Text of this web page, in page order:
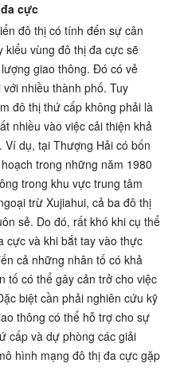
cực
đô thị có tính đến sự cân
kiểu vùng đô thị đa cực sẽ
giao thông. Đó có vẻ
nhiều thành phố. Tuy
đô thị thứ cấp không phải là
nhiều vào việc cải thiện khả
Ví dụ, tại Thượng Hải có bốn
trong những năm 1980
trong khu vực trung tâm
trừ Xujiahui, cả ba đô thị
sẻ. Do đó, rất khó khi cụ thể
cực và khi bắt tay vào thực
cả những nhân tố có khả
tố có thể gây cản trở cho việc
biệt cần phải nghiên cứu kỹ
thông có thể hỗ trợ cho sự
cấp và dự phòng các giải
hình mạng đô thị đa cực gặp